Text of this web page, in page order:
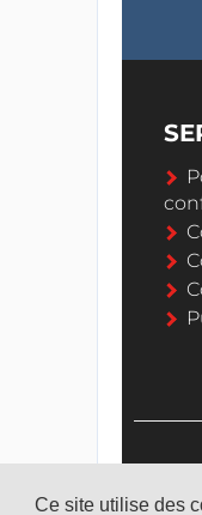
Ce site utilise des